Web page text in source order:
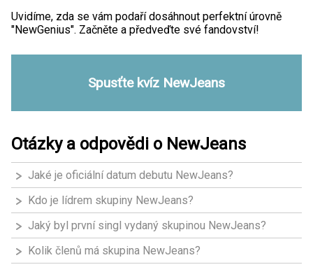
Uvidíme, zda se vám podaří dosáhnout perfektní úrovně
"NewGenius". Začněte a předveďte své fandovství!
Spusťte kvíz NewJeans
Otázky a odpovědi o NewJeans
Jaké je oficiální datum debutu NewJeans?
Kdo je lídrem skupiny NewJeans?
Jaký byl první singl vydaný skupinou NewJeans?
Kolik členů má skupina NewJeans?